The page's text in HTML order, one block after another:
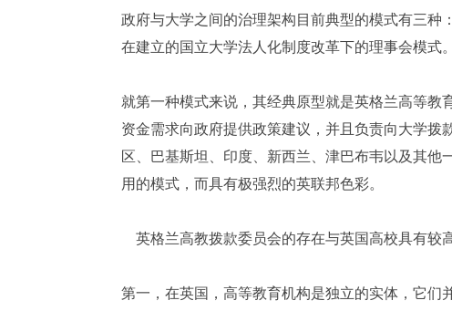
政府与大学之间的治理架构目前典型的模式有三种
在建立的国立大学法人化制度改革下的理事会模式。
就第一种模式来说，其经典原型就是英格兰高等
资金需求向政府提供政策建议，并且负责向大学拨
区、巴基斯坦、印度、新西兰、津巴布韦以及其
用的模式，而具有极强烈的英联邦色彩。
英格兰高教拨款委员会的存在与英国高校具有较
第一，在英国，高等教育机构是独立的实体，它